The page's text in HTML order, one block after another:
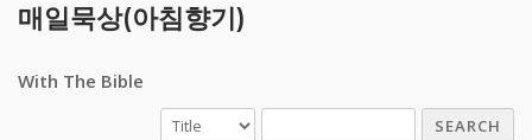
매일묵상(아침향기)
With The Bible
SEARCH